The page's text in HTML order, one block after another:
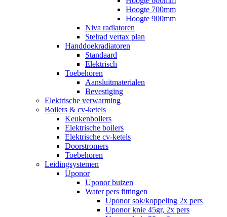
Hoogte 700mm
Hoogte 900mm
Niva radiatoren
Stelrad vertax plan
Handdoekradiatoren
Standaard
Elektrisch
Toebehoren
Aansluitmaterialen
Bevestiging
Elektrische verwarming
Boilers & cv-ketels
Keukenboilers
Elektrische boilers
Elektrische cv-ketels
Doorstromers
Toebehoren
Leidingsystemen
Uponor
Uponor buizen
Water pers fittingen
Uponor sok/koppeling 2x pers
Uponor knie 45gr, 2x pers